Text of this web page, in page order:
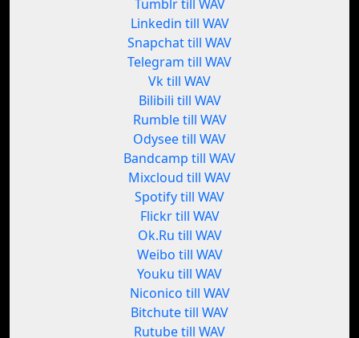
Tumblr till WAV
Linkedin till WAV
Snapchat till WAV
Telegram till WAV
Vk till WAV
Bilibili till WAV
Rumble till WAV
Odysee till WAV
Bandcamp till WAV
Mixcloud till WAV
Spotify till WAV
Flickr till WAV
Ok.Ru till WAV
Weibo till WAV
Youku till WAV
Niconico till WAV
Bitchute till WAV
Rutube till WAV